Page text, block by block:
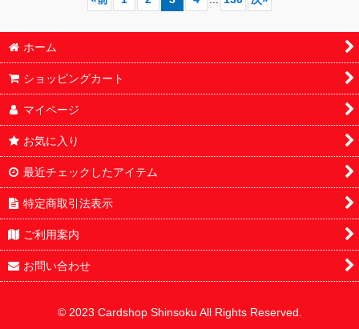
ホーム
ショッピングカート
マイページ
お気に入り
最近チェックしたアイテム
特定商取引法表示
ご利用案内
お問い合わせ
© 2023 Cardshop Shinsoku All Rights Reserved.